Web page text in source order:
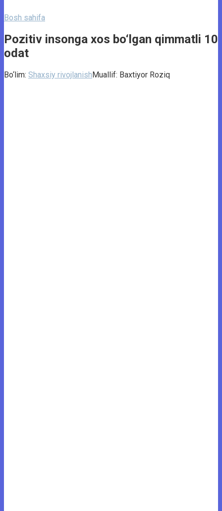
Bosh sahifa
Pozitiv insonga xos bo‘lgan qimmatli 10
odat
Bo‘lim: Shaxsiy rivojlanishMuallif: Baxtiyor Roziq